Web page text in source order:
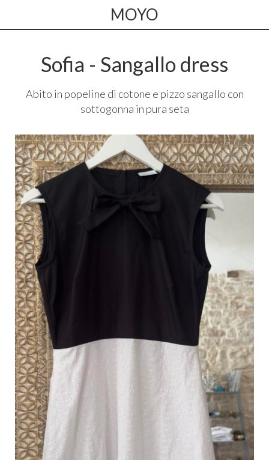
MOYO
Sofia - Sangallo dress
Abito in popeline di cotone e pizzo sangallo con
sottogonna in pura seta